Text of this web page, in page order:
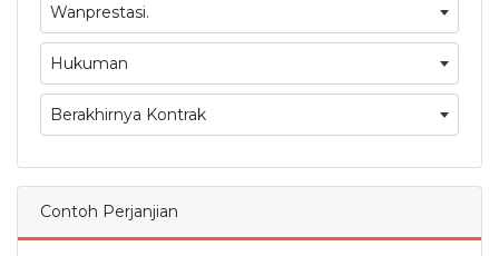
Wanprestasi.
Hukuman
Berakhirnya Kontrak
Contoh Perjanjian